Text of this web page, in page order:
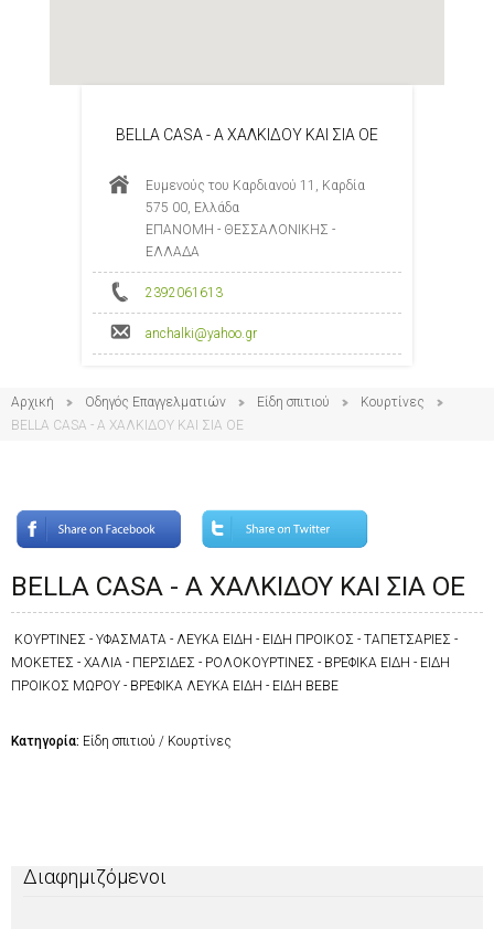
BELLA CASA - Α ΧΑΛΚΙΔΟΥ ΚΑΙ ΣΙΑ ΟΕ
Ευμενούς του Καρδιανού 11, Καρδία
575 00, Ελλάδα
ΕΠΑΝΟΜΗ - ΘΕΣΣΑΛΟΝΙΚΗΣ -
ΕΛΛΑΔΑ
2392061613
anchalki@yahoo.gr
Αρχική Οδηγός Επαγγελματιών Είδη σπιτιού
Κουρτίνες
BELLA CASA - Α ΧΑΛΚΙΔΟΥ ΚΑΙ ΣΙΑ ΟΕ
BELLA CASA - Α ΧΑΛΚΙΔΟΥ ΚΑΙ ΣΙΑ ΟΕ
ΚΟΥΡΤΙΝΕΣ - ΥΦΑΣΜΑΤΑ - ΛΕΥΚΑ ΕΙΔΗ - ΕΙΔΗ ΠΡΟΙΚΟΣ - ΤΑΠΕΤΣΑΡΙΕΣ -
ΜΟΚΕΤΕΣ - ΧΑΛΙΑ - ΠΕΡΣΙΔΕΣ - ΡΟΛΟΚΟΥΡΤΙΝΕΣ - ΒΡΕΦΙΚΑ ΕΙΔΗ - ΕΙΔΗ
ΠΡΟΙΚΟΣ ΜΩΡΟΥ - ΒΡΕΦΙΚΑ ΛΕΥΚΑ ΕΙΔΗ - ΕΙΔΗ ΒΕΒΕ
Κατηγορία: Είδη σπιτιού / Κουρτίνες
Διαφημιζόμενοι